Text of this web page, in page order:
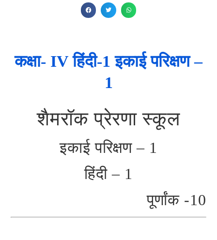
कक्षा- IV हिंदी-1 इकाई परिक्षण –
1
शैमरॉक प्रेरणा स्कूल
इकाई परिक्षण – 1
हिंदी – 1
पूर्णांक -10